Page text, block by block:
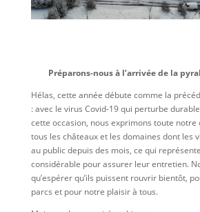
Préparons-nous à l’arrivée de la
Hélas, cette année débute comme la
: avec le virus Covid-19 qui perturbe
cette occasion, nous exprimons toute notre
tous les châteaux et les domaines dont les
au public depuis des mois, ce qui
considérable pour assurer leur entretien.
qu’espérer qu’ils puissent rouvrir bientôt,
parcs et pour notre plaisir à tous.